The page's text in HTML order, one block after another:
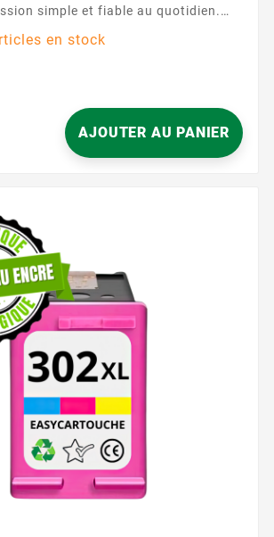
simple et fiable au quotidien.
utilisant la série HP 302
fluide et rassurante, idéale
de bureau, vos rapports et vos
résultats...
en stock
AJOUTER AU PANIER